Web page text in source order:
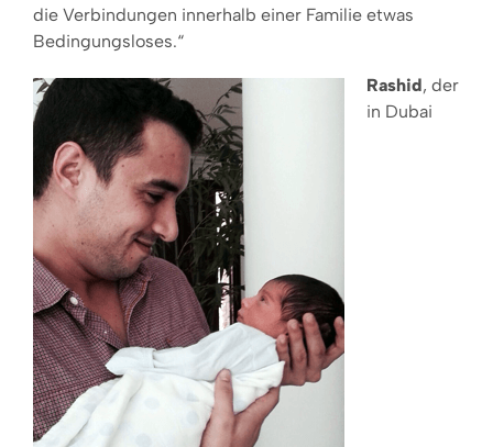
die Verbindungen innerhalb einer Familie etwas
Bedingungsloses.“
Rashid, der
in Dubai